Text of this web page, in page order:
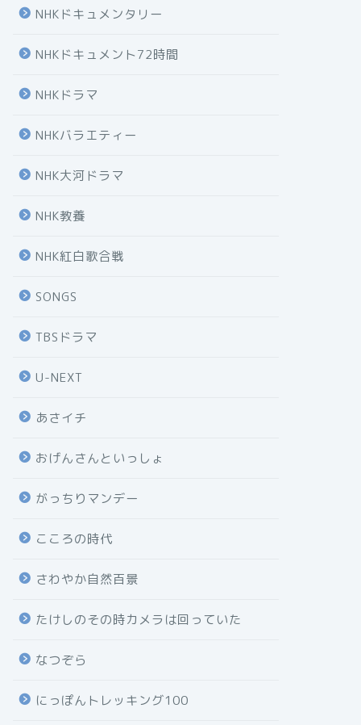
NHKドキュメンタリー
NHKドキュメント72時間
NHKドラマ
NHKバラエティー
NHK大河ドラマ
NHK教養
NHK紅白歌合戦
SONGS
TBSドラマ
U-NEXT
あさイチ
おげんさんといっしょ
がっちりマンデー
こころの時代
さわやか自然百景
たけしのその時カメラは回っていた
なつぞら
にっぽんトレッキング100